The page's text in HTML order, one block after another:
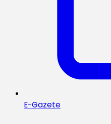
E-Gazete